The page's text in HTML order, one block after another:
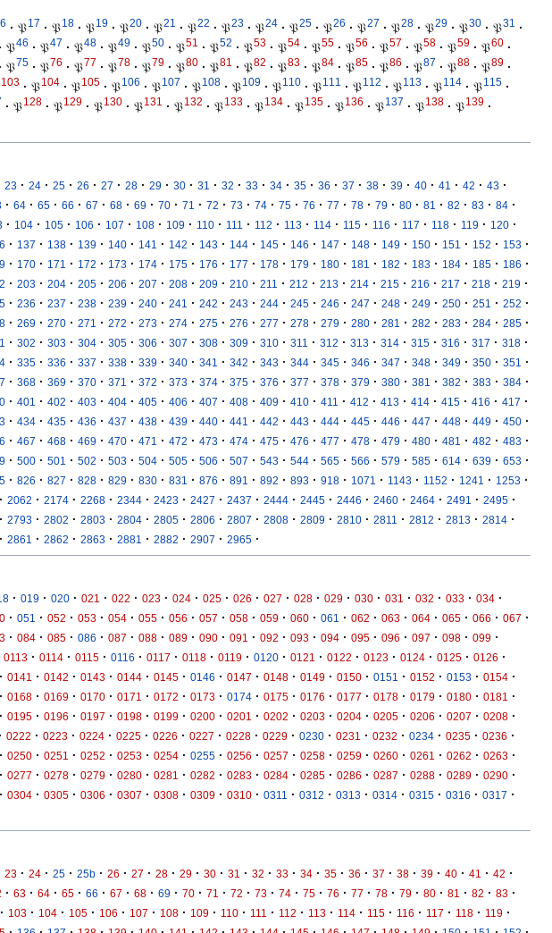
· 𝔓17 · 𝔓18 · 𝔓19 · 𝔓20 · 𝔓21 · 𝔓22 · 𝔓23 · 𝔓24 · 𝔓25 · 𝔓26 · 𝔓27 · 𝔓28 · 𝔓29 · 𝔓30 · 𝔓31
·
· 𝔓46 · 𝔓47 · 𝔓48 · 𝔓49 · 𝔓50 · 𝔓51 · 𝔓52 · 𝔓53 · 𝔓54 · 𝔓55 · 𝔓56 · 𝔓57 · 𝔓58 · 𝔓59 · 𝔓60 ·
· 𝔓75 · 𝔓76 · 𝔓77 · 𝔓78 · 𝔓79 · 𝔓80 · 𝔓81 · 𝔓82 · 𝔓83 · 𝔓84 · 𝔓85 · 𝔓86 · 𝔓87 · 𝔓88 · 𝔓89 ·
103 · 𝔓104 · 𝔓105 · 𝔓106 · 𝔓107 · 𝔓108 · 𝔓109 · 𝔓110 · 𝔓111 · 𝔓112 · 𝔓113 · 𝔓114 · 𝔓115 ·
· 𝔓128 · 𝔓129 · 𝔓130 · 𝔓131 · 𝔓132 · 𝔓133 · 𝔓134 · 𝔓135 · 𝔓136 · 𝔓137 · 𝔓138 · 𝔓139 ·
23 · 24 · 25 · 26 · 27 · 28 · 29 · 30 · 31 · 32 · 33 · 34 · 35 · 36 · 37 · 38 · 39 · 40 · 41 · 42 · 43 ·
· 64 · 65 · 66 · 67 · 68 · 69 · 70 · 71 · 72 · 73 · 74 · 75 · 76 · 77 · 78 · 79 · 80 · 81 · 82 · 83 · 84 ·
· 104 · 105 · 106 · 107 · 108 · 109 · 110 · 111 · 112 · 113 · 114 · 115 · 116 · 117 · 118 · 119 · 120 ·
· 137 · 138 · 139 · 140 · 141 · 142 · 143 · 144 · 145 · 146 · 147 · 148 · 149 · 150 · 151 · 152 · 153 ·
· 170 · 171 · 172 · 173 · 174 · 175 · 176 · 177 · 178 · 179 · 180 · 181 · 182 · 183 · 184 · 185 · 186 ·
· 203 · 204 · 205 · 206 · 207 · 208 · 209 · 210 · 211 · 212 · 213 · 214 · 215 · 216 · 217 · 218 · 219 ·
· 236 · 237 · 238 · 239 · 240 · 241 · 242 · 243 · 244 · 245 · 246 · 247 · 248 · 249 · 250 · 251 · 252 ·
· 269 · 270 · 271 · 272 · 273 · 274 · 275 · 276 · 277 · 278 · 279 · 280 · 281 · 282 · 283 · 284 · 285 ·
· 302 · 303 · 304 · 305 · 306 · 307 · 308 · 309 · 310 · 311 · 312 · 313 · 314 · 315 · 316 · 317 · 318 ·
· 335 · 336 · 337 · 338 · 339 · 340 · 341 · 342 · 343 · 344 · 345 · 346 · 347 · 348 · 349 · 350 · 351 ·
· 368 · 369 · 370 · 371 · 372 · 373 · 374 · 375 · 376 · 377 · 378 · 379 · 380 · 381 · 382 · 383 · 384 ·
· 401 · 402 · 403 · 404 · 405 · 406 · 407 · 408 · 409 · 410 · 411 · 412 · 413 · 414 · 415 · 416 · 417 ·
· 434 · 435 · 436 · 437 · 438 · 439 · 440 · 441 · 442 · 443 · 444 · 445 · 446 · 447 · 448 · 449 · 450 ·
· 467 · 468 · 469 · 470 · 471 · 472 · 473 · 474 · 475 · 476 · 477 · 478 · 479 · 480 · 481 · 482 · 483 ·
· 500 · 501 · 502 · 503 · 504 · 505 · 506 · 507 · 543 · 544 · 565 · 566 · 579 · 585 · 614 · 639 · 653 ·
· 826 · 827 · 828 · 829 · 830 · 831 · 876 · 891 · 892 · 893 · 918 · 1071 · 1143 · 1152 · 1241 · 1253 ·
· 2062 · 2174 · 2268 · 2344 · 2423 · 2427 · 2437 · 2444 · 2445 · 2446 · 2460 · 2464 · 2491 · 2495 ·
· 2793 · 2802 · 2803 · 2804 · 2805 · 2806 · 2807 · 2808 · 2809 · 2810 · 2811 · 2812 · 2813 · 2814 ·
· 2861 · 2862 · 2863 · 2881 · 2882 · 2907 · 2965 ·
· 019 · 020 · 021 · 022 · 023 · 024 · 025 · 026 · 027 · 028 · 029 · 030 · 031 · 032 · 033 · 034 ·
· 051 · 052 · 053 · 054 · 055 · 056 · 057 · 058 · 059 · 060 · 061 · 062 · 063 · 064 · 065 · 066 · 067 ·
· 084 · 085 · 086 · 087 · 088 · 089 · 090 · 091 · 092 · 093 · 094 · 095 · 096 · 097 · 098 · 099 ·
0113 · 0114 · 0115 · 0116 · 0117 · 0118 · 0119 · 0120 · 0121 · 0122 · 0123 · 0124 · 0125 · 0126 ·
· 0141 · 0142 · 0143 · 0144 · 0145 · 0146 · 0147 · 0148 · 0149 · 0150 · 0151 · 0152 · 0153 · 0154 ·
· 0168 · 0169 · 0170 · 0171 · 0172 · 0173 · 0174 · 0175 · 0176 · 0177 · 0178 · 0179 · 0180 · 0181 ·
· 0195 · 0196 · 0197 · 0198 · 0199 · 0200 · 0201 · 0202 · 0203 · 0204 · 0205 · 0206 · 0207 · 0208 ·
· 0222 · 0223 · 0224 · 0225 · 0226 · 0227 · 0228 · 0229 · 0230 · 0231 · 0232 · 0234 · 0235 · 0236 ·
· 0250 · 0251 · 0252 · 0253 · 0254 · 0255 · 0256 · 0257 · 0258 · 0259 · 0260 · 0261 · 0262 · 0263 ·
· 0277 · 0278 · 0279 · 0280 · 0281 · 0282 · 0283 · 0284 · 0285 · 0286 · 0287 · 0288 · 0289 · 0290 ·
· 0304 · 0305 · 0306 · 0307 · 0308 · 0309 · 0310 · 0311 · 0312 · 0313 · 0314 · 0315 · 0316 · 0317 ·
23 · 24 · 25 · 25b · 26 · 27 · 28 · 29 · 30 · 31 · 32 · 33 · 34 · 35 · 36 · 37 · 38 · 39 · 40 · 41 · 42 ·
· 63 · 64 · 65 · 66 · 67 · 68 · 69 · 70 · 71 · 72 · 73 · 74 · 75 · 76 · 77 · 78 · 79 · 80 · 81 · 82 · 83 ·
· 103 · 104 · 105 · 106 · 107 · 108 · 109 · 110 · 111 · 112 · 113 · 114 · 115 · 116 · 117 · 118 · 119 ·